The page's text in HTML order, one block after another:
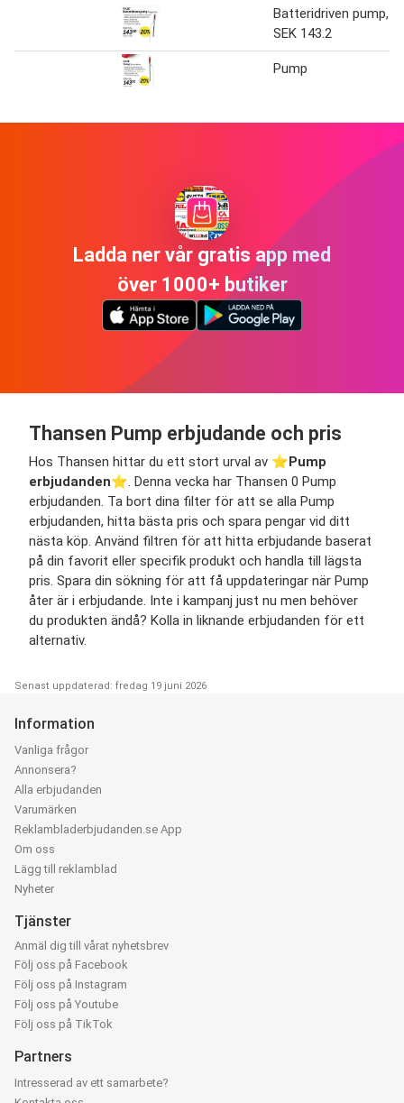
Batteridriven pump,
SEK 143.2
Pump
Ladda ner vår gratis app med
över 1000+ butiker
Thansen Pump erbjudande och pris
Hos Thansen hittar du ett stort urval av ⭐️ Pump
erbjudanden⭐️. Denna vecka har Thansen 0 Pump
erbjudanden. Ta bort dina filter för att se alla Pump
erbjudanden, hitta bästa pris och spara pengar vid ditt
nästa köp. Använd filtren för att hitta erbjudande baserat
på din favorit eller specifik produkt och handla till lägsta
pris. Spara din sökning för att få uppdateringar när Pump
åter är i erbjudande. Inte i kampanj just nu men behöver
du produkten ändå? Kolla in liknande erbjudanden för ett
alternativ.
Senast uppdaterad: fredag 19 juni 2026
Information
Vanliga frågor
Annonsera?
Alla erbjudanden
Varumärken
Reklambladerbjudanden.se App
Om oss
Lägg till reklamblad
Nyheter
Tjänster
Anmäl dig till vårat nyhetsbrev
Följ oss på Facebook
Följ oss på Instagram
Följ oss på Youtube
Följ oss på TikTok
Partners
Intresserad av ett samarbete?